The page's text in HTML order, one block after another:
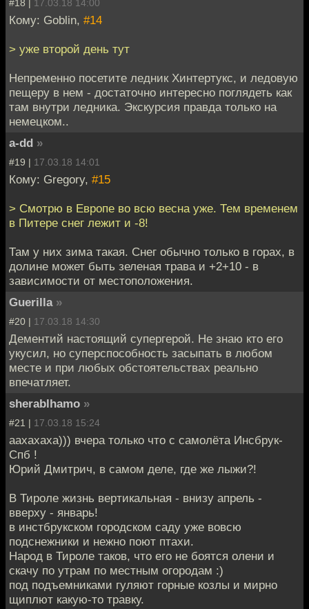
#18 | 17.03.18 14:00
Кому: Goblin, #14
> уже второй день тут
Непременно посетите ледник Хинтертукс, и ледовую
пещеру в нем - достаточно интересно поглядеть как
там внутри ледника. Экскурсия правда только на
немецком..
a-dd »
#19 | 17.03.18 14:01
Кому: Gregory, #15
> Смотрю в Европе во всю весна уже. Тем временем
в Питере снег лежит и -8!
Там у них зима такая. Снег обычно только в горах, в
долине может быть зеленая трава и +2+10 - в
зависимости от местоположения.
Guerilla »
#20 | 17.03.18 14:30
Дементий настоящий супергерой. Не знаю кто его
укусил, но суперспособность засыпать в любом
месте и при любых обстоятельствах реально
впечатляет.
sherablhamo »
#21 | 17.03.18 15:24
аахахаха))) вчера только что с самолёта Инсбрук-
Спб !
Юрий Дмитрич, в самом деле, где же лыжи?!
В Тироле жизнь вертикальная - внизу апрель -
вверху - январь!
в инстбрукском городском саду уже вовсю
подснежники и нежно поют птахи.
Народ в Тироле таков, что его не боятся олени и
скачу по утрам по местным огородам :)
под подъемниками гуляют горные козлы и мирно
щиплют какую-то травку.